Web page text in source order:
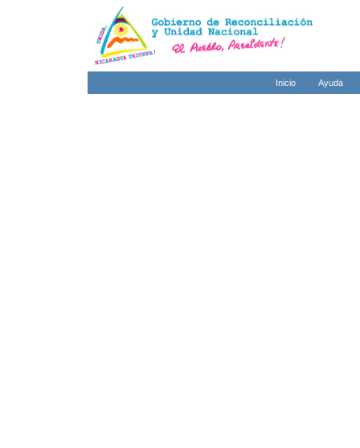
Inicio Ayuda